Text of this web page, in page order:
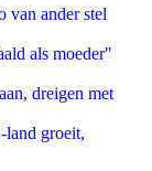
van ander stel
als moeder"
dreigen met
land groeit,